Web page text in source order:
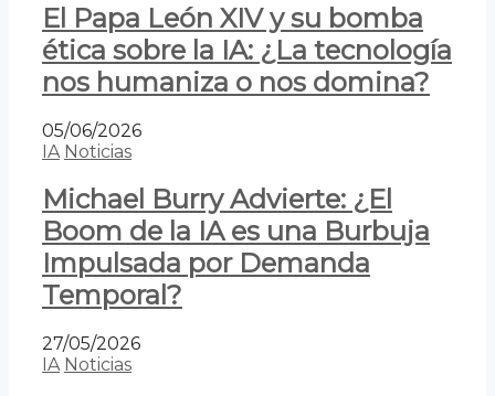
El Papa León XIV y su bomba
ética sobre la IA: ¿La tecnología
nos humaniza o nos domina?
05/06/2026
IA Noticias
Michael Burry Advierte: ¿El
Boom de la IA es una Burbuja
Impulsada por Demanda
Temporal?
27/05/2026
IA Noticias